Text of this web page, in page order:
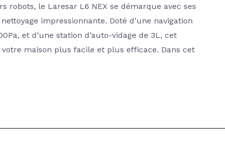
robots, le Laresar L6 NEX se démarque avec ses
impressionnante. Doté d’une navigation
et d’une station d’auto-vidage de 3L, cet
maison plus facile et plus efficace. Dans cet